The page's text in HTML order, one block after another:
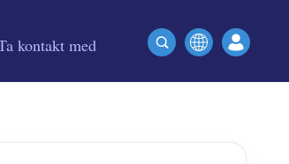
kontakt med